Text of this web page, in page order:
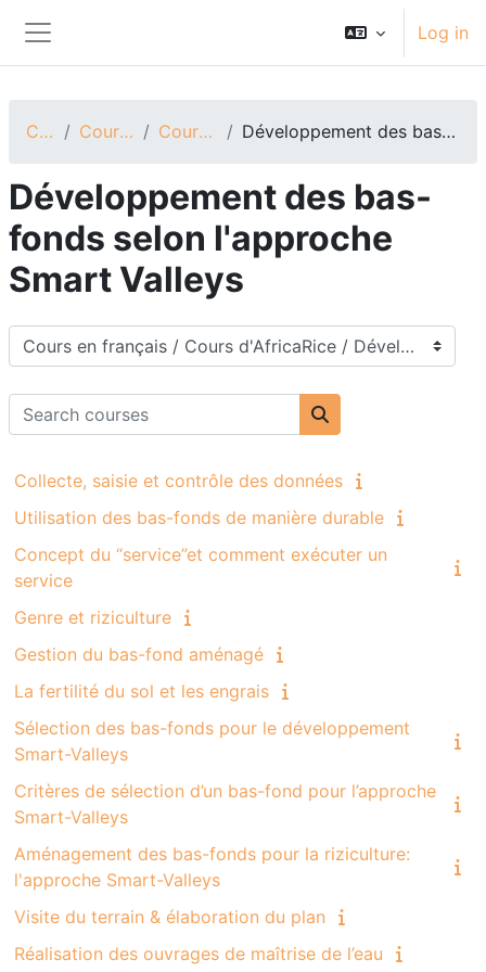
Side panel
Log in
Courses Cours en français Cours d'AfricaRice Développement des bas-fonds selon l'approche Smart Valleys
Développement des bas-
fonds selon l'approche
Smart Valleys
Course categories
Search courses
Search courses
Collecte, saisie et contrôle des données
Utilisation des bas-fonds de manière durable
Concept du “service”et comment exécuter un
service
Genre et riziculture
Gestion du bas-fond aménagé
La fertilité du sol et les engrais
Sélection des bas-fonds pour le développement
Smart-Valleys
Critères de sélection d’un bas-fond pour l’approche
Smart-Valleys
Aménagement des bas-fonds pour la riziculture:
l'approche Smart-Valleys
Visite du terrain & élaboration du plan
Réalisation des ouvrages de maîtrise de l’eau